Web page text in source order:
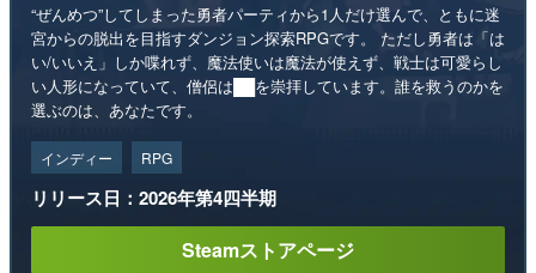
“ぜんめつ”してしまった勇者パーティから1人だけ選んで、ともに迷
宮からの脱出を目指すダンジョン探索RPGです。 ただし勇者は「は
い/いいえ」しか喋れず、魔法使いは魔法が使えず、戦士は可愛らし
い人形になっていて、僧侶は██を崇拝しています。誰を救うのかを
選ぶのは、あなたです。
インディー RPG
リリース日：2026年第4四半期
Steamストアページ